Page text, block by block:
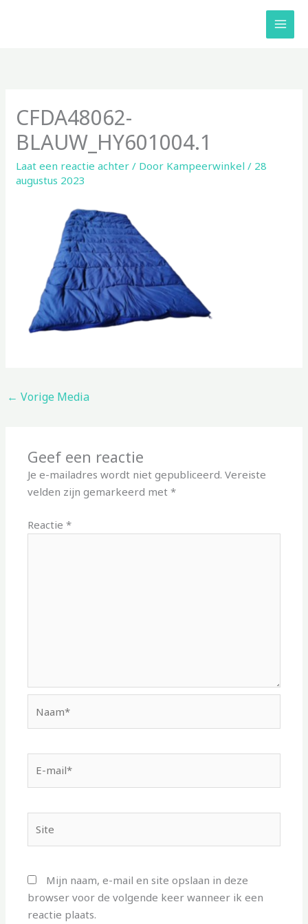
CFDA48062-
BLAUW_HY601004.1
Laat een reactie achter / Door Kampeerwinkel/ 28
augustus 2023
← Vorige Media
Geef een reactie
Je e-mailadres wordt niet gepubliceerd. Vereiste
velden zijn gemarkeerd met*
Reactie*
mail*
Mijn naam, e-mail en site opslaan in deze
browser voor de volgende keer wanneer ik een
reactie plaats.